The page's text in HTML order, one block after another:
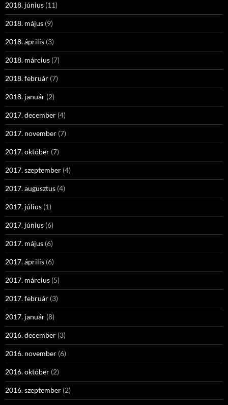
2018. június (11)
2018. május (9)
2018. április (3)
2018. március (7)
2018. február (7)
2018. január (2)
2017. december (4)
2017. november (7)
2017. október (7)
2017. szeptember (4)
2017. augusztus (4)
2017. július (1)
2017. június (6)
2017. május (6)
2017. április (6)
2017. március (5)
2017. február (3)
2017. január (8)
2016. december (3)
2016. november (6)
2016. október (2)
2016. szeptember (2)